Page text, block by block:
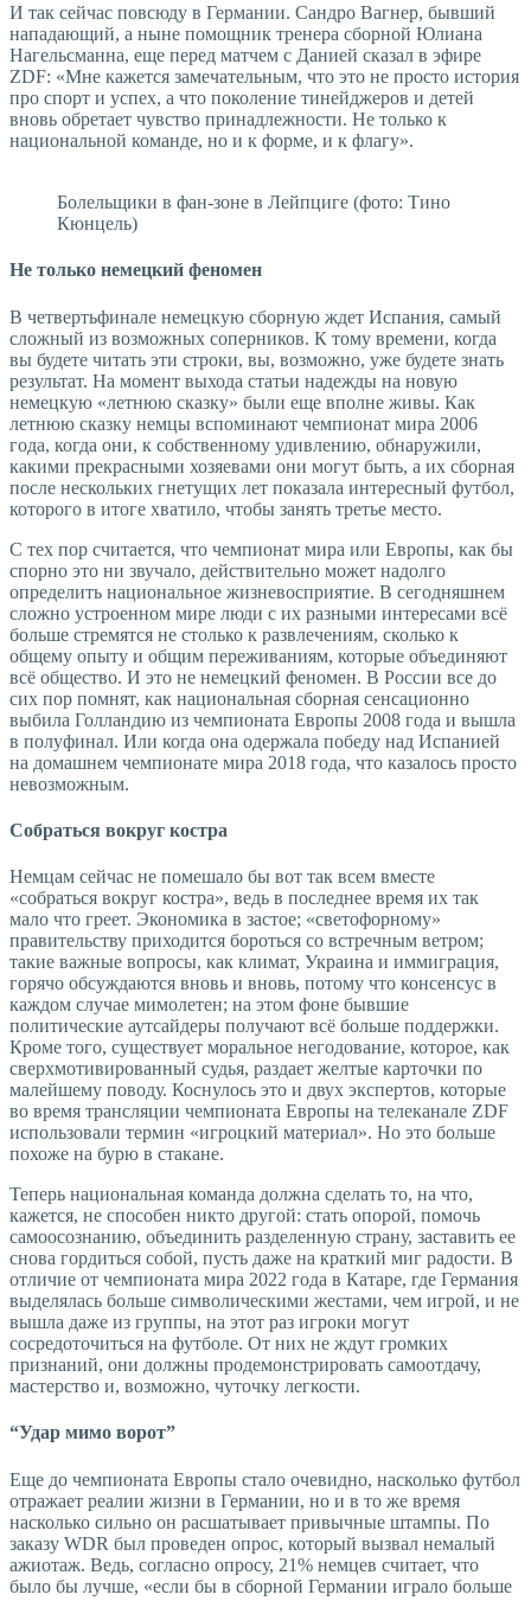
И так сейчас повсюду в Германии. Сандро Вагнер, бывший
нападающий, а ныне помощник тренера сборной Юлиана
Нагельсманна, еще перед матчем с Данией сказал в эфире
ZDF: «Мне кажется замечательным, что это не просто история
про спорт и успех, а что поколение тинейджеров и детей
вновь обретает чувство принадлежности. Не только к
национальной команде, но и к форме, и к флагу».
Болельщики в фан-зоне в Лейпциге (фото: Тино
Кюнцель)
Не только немецкий феномен
В четвертьфинале немецкую сборную ждет Испания, самый
сложный из возможных соперников. К тому времени, когда
вы будете читать эти строки, вы, возможно, уже будете знать
результат. На момент выхода статьи надежды на новую
немецкую «летнюю сказку» были еще вполне живы. Как
летнюю сказку немцы вспоминают чемпионат мира 2006
года, когда они, к собственному удивлению, обнаружили,
какими прекрасными хозяевами они могут быть, а их сборная
после нескольких гнетущих лет показала интересный футбол,
которого в итоге хватило, чтобы занять третье место.
С тех пор считается, что чемпионат мира или Европы, как бы
спорно это ни звучало, действительно может надолго
определить национальное жизневосприятие. В сегодняшнем
сложно устроенном мире люди с их разными интересами всё
больше стремятся не столько к развлечениям, сколько к
общему опыту и общим переживаниям, которые объ­единяют
всё общество. И это не немецкий феномен. В России все до
сих пор помнят, как национальная сборная сенсационно
выбила Голландию из чемпионата Европы 2008 года и вышла
в полуфинал. Или когда она одержала победу над Испанией
на домашнем чемпионате мира 2018 года, что казалось просто
невозможным.
Собраться вокруг костра
Немцам сейчас не помешало бы вот так всем вместе
«собраться вокруг костра», ведь в последнее время их так
мало что греет. Экономика в застое; «светофорному»
правительству приходится бороться со встречным ветром;
такие важные вопросы, как климат, Украина и иммиграция,
горячо обсуждаются вновь и вновь, потому что консенсус в
каждом случае мимолетен; на этом фоне бывшие
политические аутсайдеры получают всё больше поддержки.
Кроме того, существует моральное негодование, которое, как
сверхмотивированный судья, раздает желтые карточки по
малейшему поводу. Коснулось это и двух экспертов, которые
во время трансляции чемпионата Европы на телеканале ZDF
использовали термин «игроцкий материал». Но это больше
похоже на бурю в стакане.
Теперь национальная команда должна сделать то, на что,
кажется, не способен никто другой: стать опорой, помочь
самоосознанию, объединить разделенную страну, заставить ее
снова гордиться собой, пусть даже на краткий миг радости. В
отличие от чемпионата мира 2022 года в Катаре, где Германия
выделялась больше символическими жестами, чем игрой, и не
вышла даже из группы, на этот раз игроки могут
сосредоточиться на футболе. От них не ждут громких
признаний, они должны продемонстрировать самоотдачу,
мастерство и, возможно, чуточку легкости.
“Удар мимо ворот”
Еще до чемпионата Европы стало очевидно, насколько футбол
отражает реалии жизни в Германии, но и в то же время
насколько сильно он расшатывает привычные штампы. По
заказу WDR был проведен опрос, который вызвал немалый
ажиотаж. Ведь, согласно опросу, 21% немцев считает, что
было бы лучше, «если бы в сборной Германии играло больше